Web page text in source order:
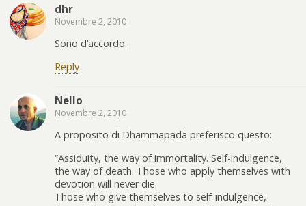
dhr
Novembre 2, 2010
Sono d’accordo.
Reply
Nello
Novembre 2, 2010
A proposito di Dhammapada preferisco questo:
“Assiduity, the way of immortality. Self-indulgence,
the way of death. Those who apply themselves with
devotion will never die.
Those who give themselves to self-indulgence,